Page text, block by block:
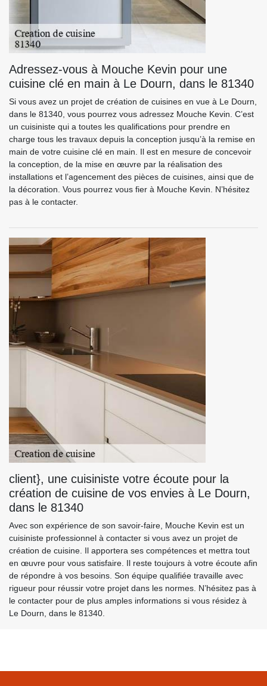
Adressez-vous à Mouche Kevin pour une
cuisine clé en main à Le Dourn, dans le 81340
Si vous avez un projet de création de cuisines en vue à Le Dourn,
dans le 81340, vous pourrez vous adressez Mouche Kevin. C’est
un cuisiniste qui a toutes les qualifications pour prendre en
charge tous les travaux depuis la conception jusqu’à la remise en
main de votre cuisine clé en main. Il est en mesure de concevoir
la conception, de la mise en œuvre par la réalisation des
installations et l’agencement des pièces de cuisines, ainsi que de
la décoration. Vous pourrez vous fier à Mouche Kevin. N’hésitez
pas à le contacter.
client}, une cuisiniste votre écoute pour la
création de cuisine de vos envies à Le Dourn,
dans le 81340
Avec son expérience de son savoir-faire, Mouche Kevin est un
cuisiniste professionnel à contacter si vous avez un projet de
création de cuisine. Il apportera ses compétences et mettra tout
en œuvre pour vous satisfaire. Il reste toujours à votre écoute afin
de répondre à vos besoins. Son équipe qualifiée travaille avec
rigueur pour réussir votre projet dans les normes. N’hésitez pas à
le contacter pour de plus amples informations si vous résidez à
Le Dourn, dans le 81340.